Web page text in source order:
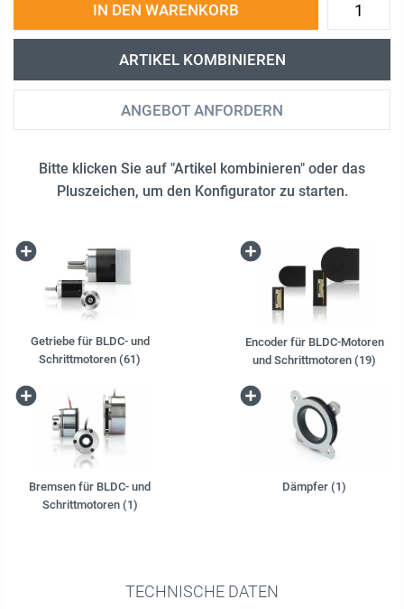
IN DEN WARENKORB
ARTIKEL KOMBINIEREN
ANGEBOT ANFORDERN
Bitte klicken Sie auf "Artikel kombinieren" oder das
Pluszeichen, um den Konfigurator zu starten.
Getriebe für BLDC- und
Schrittmotoren (61)
Encoder für BLDC-Motoren
und Schrittmotoren (19)
Bremsen für BLDC- und
Schrittmotoren (1)
Dämpfer (1)
TECHNISCHE DATEN